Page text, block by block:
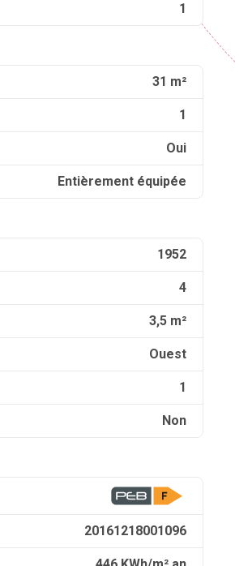
1
31 m²
1
Oui
Entièrement équipée
1952
4
3,5 m²
Ouest
1
Non
20161218001096